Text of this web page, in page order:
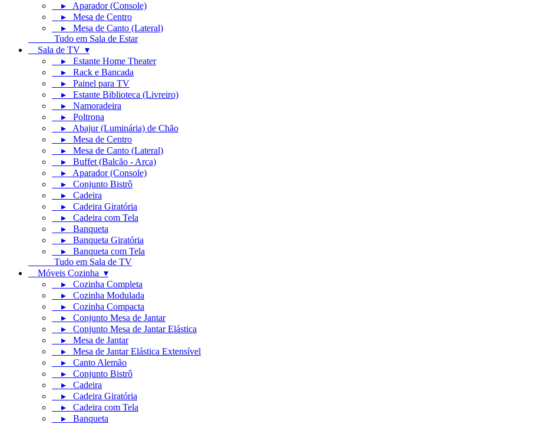
▸ Aparador (Console)
▸ Mesa de Centro
▸ Mesa de Canto (Lateral)
Tudo em Sala de Estar
Sala de TV ▾
▸ Estante Home Theater
▸ Rack e Bancada
▸ Painel para TV
▸ Estante Biblioteca (Livreiro)
▸ Namoradeira
▸ Poltrona
▸ Abajur (Luminária) de Chão
▸ Mesa de Centro
▸ Mesa de Canto (Lateral)
▸ Buffet (Balcão - Arca)
▸ Aparador (Console)
▸ Conjunto Bistrô
▸ Cadeira
▸ Cadeira Giratória
▸ Cadeira com Tela
▸ Banqueta
▸ Banqueta Giratória
▸ Banqueta com Tela
Tudo em Sala de TV
Móveis Cozinha ▾
▸ Cozinha Completa
▸ Cozinha Modulada
▸ Cozinha Compacta
▸ Conjunto Mesa de Jantar
▸ Conjunto Mesa de Jantar Elástica
▸ Mesa de Jantar
▸ Mesa de Jantar Elástica Extensível
▸ Canto Alemão
▸ Conjunto Bistrô
▸ Cadeira
▸ Cadeira Giratória
▸ Cadeira com Tela
▸ Banqueta